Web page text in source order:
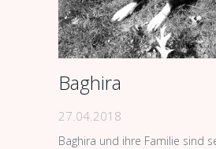
Baghira
27.04.2018
Baghira und ihre Familie sind